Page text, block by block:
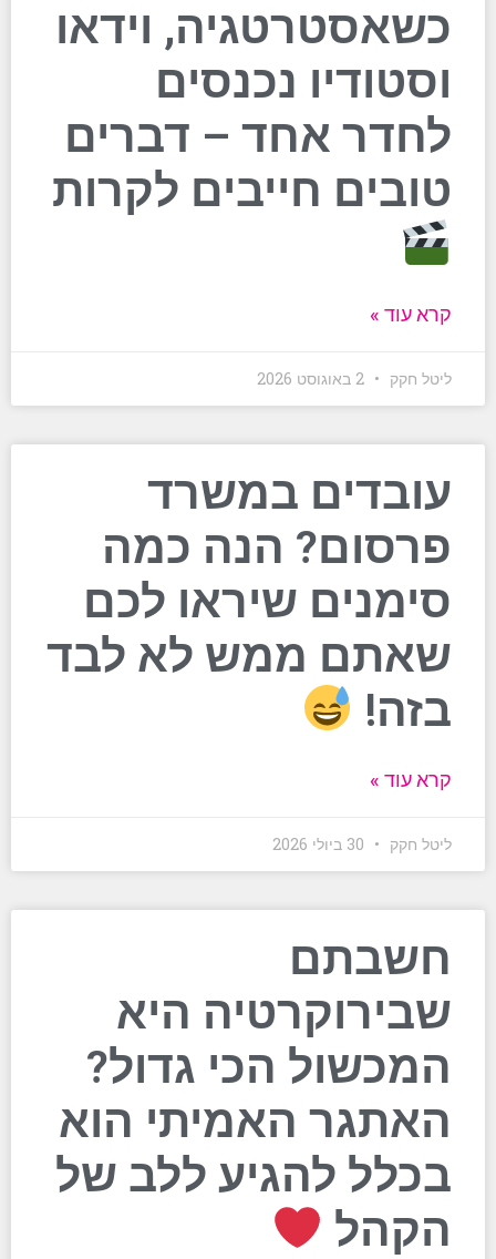
כשאסטרטגיה, וידאו
וסטודיו נכנסים
לחדר אחד – דברים
טובים חייבים לקרות
קרא עוד »
ליטל חקק
עובדים במשרד
פרסום? הנה כמה
סימנים שיראו לכם
שאתם ממש לא לבד
בזה!
קרא עוד »
ליטל חקק
חשבתם
שבירוקרטיה היא
המכשול הכי גדול?
האתגר האמיתי הוא
בכלל להגיע ללב של
הקהל